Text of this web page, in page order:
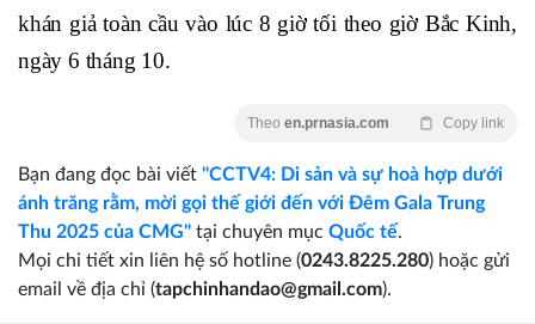
khán giả toàn cầu vào lúc 8 giờ tối theo giờ Bắc Kinh,
ngày 6 tháng 10.
Theo en.prnasia.com Copy link
Bạn đang đọc bài viết "CCTV4: Di sản và sự hoà hợp dưới
ánh trăng rằm, mời gọi thế giới đến với Đêm Gala Trung
Thu 2025 của CMG" tại chuyên mục Quốc tế.
Mọi chi tiết xin liên hệ số hotline (0243.8225.280) hoặc gửi
email về địa chỉ (tapchinhandao@gmail.com).